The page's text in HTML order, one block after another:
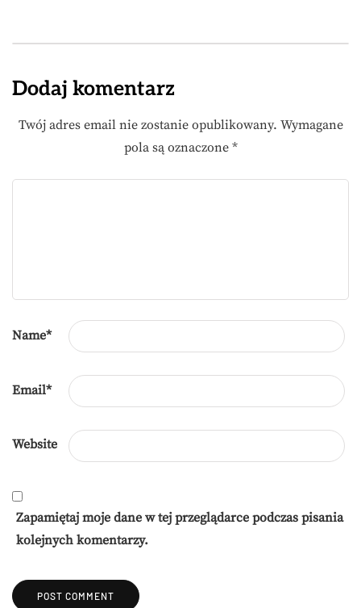
Dodaj komentarz
Twój adres email nie zostanie opublikowany. Wymagane
pola są oznaczone *
Name*
Email*
Website
Zapamiętaj moje dane w tej przeglądarce podczas pisania
kolejnych komentarzy.